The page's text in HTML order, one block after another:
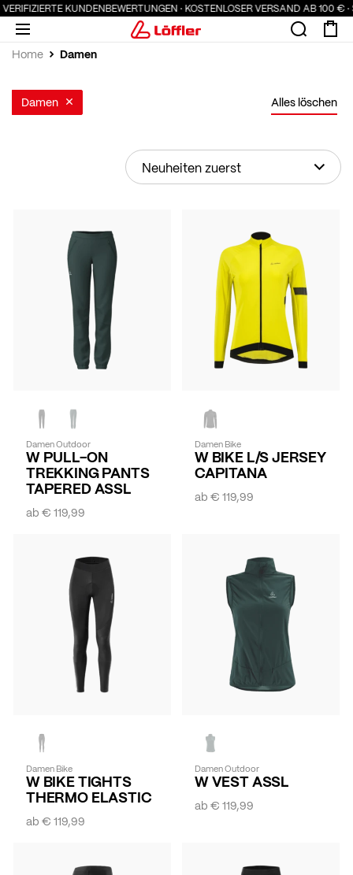
KUNDENBEWERTUNGEN · KOSTENLOSER VERSAND AB 100 € ·
Home Damen
Damen Outdoor
W PULL-ON
TREKKING PANTS
TAPERED ASSL
ab€ 119,99
Damen Bike
W BIKE L/S JERSEY
CAPITANA
ab€ 119,99
Damen Bike
W BIKE TIGHTS
THERMO ELASTIC
ab€ 119,99
Damen Outdoor
W VEST ASSL
ab€ 119,99
Damen Alles löschen